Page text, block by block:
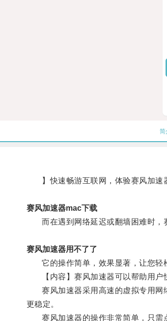
简
】快速畅游互联网，体验赛风加速器
赛风加速器mac下载
而在遇到网络延迟或翻墙困难时，
赛风加速器用不了了
它的操作简单，效果显著，让您轻
【内容】赛风加速器可以帮助用户快
赛风加速器采用高速的虚拟专用网络
更稳定。
赛风加速器的操作非常简单，只需